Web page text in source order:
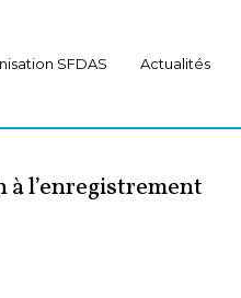
SFDAS Actualités
l’enregistrement